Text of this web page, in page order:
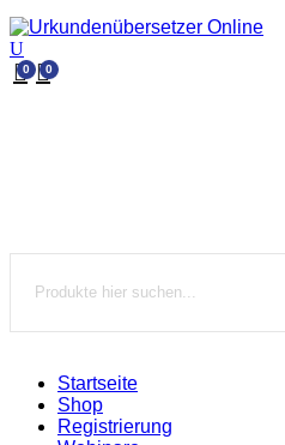
0
0
Startseite
Shop
Registrierung